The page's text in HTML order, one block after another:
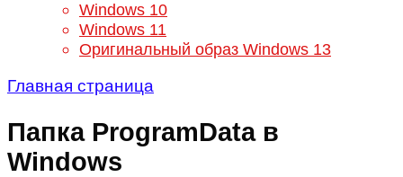
Windows 10
Windows 11
Оригинальный образ Windows 13
Главная страница
Папка ProgramData в
Windows